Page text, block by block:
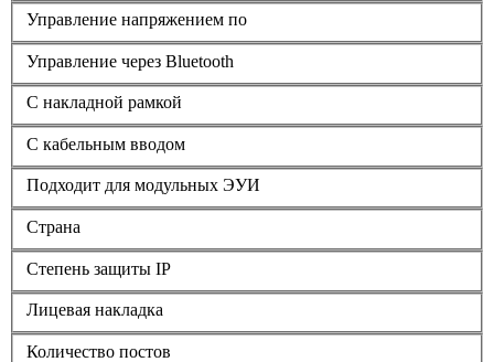
Управление напряжением по
Управление через Bluetooth
С накладной рамкой
С кабельным вводом
Подходит для модульных ЭУИ
Страна
Степень защиты IP
Лицевая накладка
Количество постов